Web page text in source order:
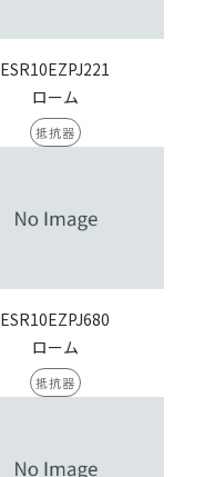
ESR10EZPJ221
ローム
抵抗器
ESR10EZPJ680
ローム
抵抗器